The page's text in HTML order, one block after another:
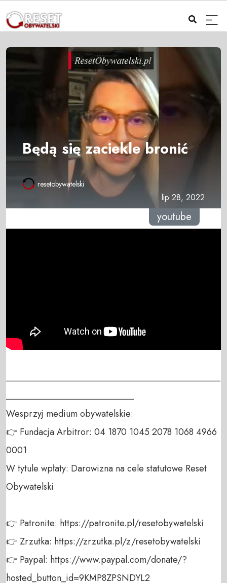
Będą się zaciekle bronić
resetobywatelski
lip 28, 2022
youtube
_______________________________________________
____________________________
Wesprzyj medium obywatelskie:
👉 Fundacja Arbitror: 04 1870 1045 2078 1068 4966
0001
W tytule wpłaty: Darowizna na cele statutowe Reset
Obywatelski
👉 Patronite: https://patronite.pl/resetobywatelski
👉 Zrzutka: https://zrzutka.pl/z/resetobywatelski
👉 Paypal: https://www.paypal.com/donate/?
hosted_button_id=9KMP8ZPSNDYL2